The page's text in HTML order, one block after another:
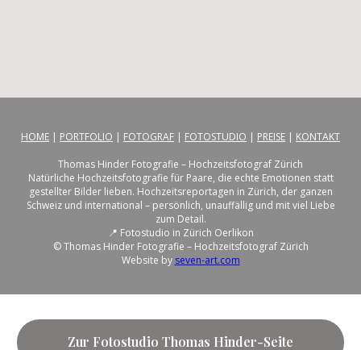
HOME | PORTFOLIO | FOTOGRAF | FOTOSTUDIO | PREISE | KONTAKT
Thomas Hinder Fotografie – Hochzeitsfotograf Zürich
Natürliche Hochzeitsfotografie für Paare, die echte Emotionen statt
gestellter Bilder lieben. Hochzeitsreportagen in Zürich, der ganzen
Schweiz und international – persönlich, unauffällig und mit viel Liebe
zum Detail.
📍 Fotostudio in Zürich Oerlikon
© Thomas Hinder Fotografie – Hochzeitsfotograf Zürich
Website by seven-art.com
Zur Fotostudio Thomas Hinder-Seite